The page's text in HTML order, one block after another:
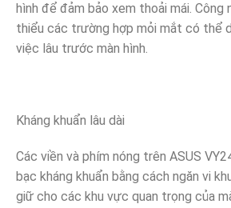
hình để đảm bảo xem thoải mái. Công
thiểu các trường hợp mỏi mắt có thể
việc lâu trước màn hình.
Kháng khuẩn lâu dài
Các viền và phím nóng trên ASUS
bạc kháng khuẩn bằng cách ngăn vi
giữ cho các khu vực quan trọng của